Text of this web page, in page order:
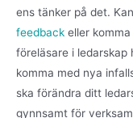
ens tänker på det.
feedback eller
föreläsare i ledarskap
komma med nya
ska förändra ditt
gynnsamt för